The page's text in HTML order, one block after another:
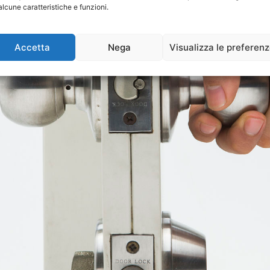
caratteristiche e funzioni.
Accetta Nega Visualizza le